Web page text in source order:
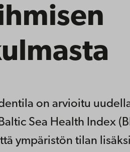
on arvioitu
Sea Health Index
ympäristön tilan